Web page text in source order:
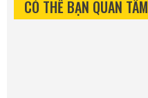
CÓ THỂ BẠN QUAN TÂM